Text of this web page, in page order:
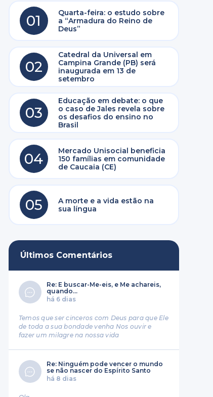
01
Quarta-feira: o estudo sobre
a “Armadura do Reino de
Deus”
02
Catedral da Universal em
Campina Grande (PB) será
inaugurada em 13 de
setembro
03
Educação em debate: o que
o caso de Jales revela sobre
os desafios do ensino no
Brasil
04
Mercado Unisocial beneficia
150 famílias em comunidade
de Caucaia (CE)
05
A morte e a vida estão na
sua língua
Últimos Comentários
Re: E buscar-Me-eis, e Me achareis,
quando...
há 6 dias
Temos que ser cinceros com Deus para que Ele
de toda a sua bondade venha Nos ouvir e
fazer um milagre na nossa vida
Re: Ninguém pode vencer o mundo
se não nascer do Espírito Santo
há 8 dias